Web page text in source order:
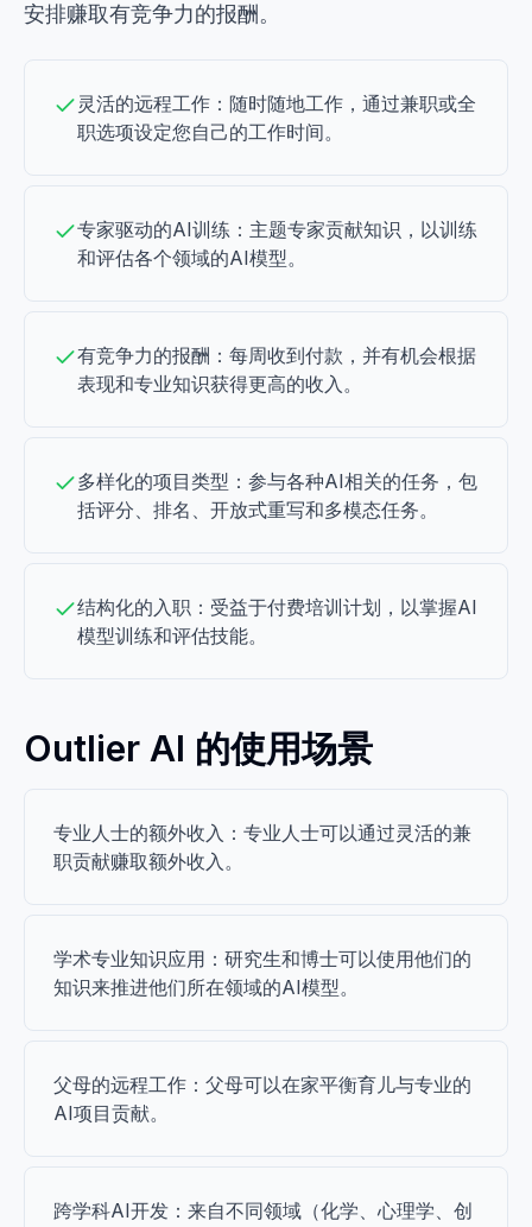
安排赚取有竞争力的报酬。
灵活的远程工作：随时随地工作，通过兼职或全
职选项设定您自己的工作时间。
专家驱动的AI训练：主题专家贡献知识，以训练
和评估各个领域的AI模型。
有竞争力的报酬：每周收到付款，并有机会根据
表现和专业知识获得更高的收入。
多样化的项目类型：参与各种AI相关的任务，包
括评分、排名、开放式重写和多模态任务。
结构化的入职：受益于付费培训计划，以掌握AI
模型训练和评估技能。
Outlier AI 的使用场景
专业人士的额外收入：专业人士可以通过灵活的兼
职贡献赚取额外收入。
学术专业知识应用：研究生和博士可以使用他们的
知识来推进他们所在领域的AI模型。
父母的远程工作：父母可以在家平衡育儿与专业的
AI项目贡献。
跨学科AI开发：来自不同领域（化学、心理学、创